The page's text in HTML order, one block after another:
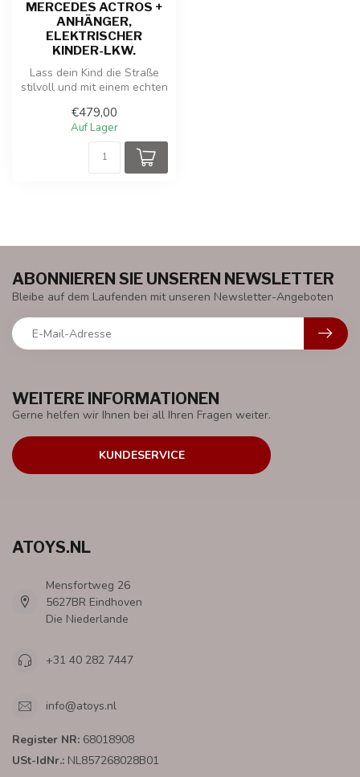
MERCEDES ACTROS +
ANHÄNGER,
ELEKTRISCHER
KINDER-LKW.
Lass dein Kind die Straße
stilvoll und mit einem echten
€479,00
Auf Lager
WEITERE INFORMATIONEN
Gerne helfen wir Ihnen bei all Ihren Fragen weiter.
KUNDESERVICE
ABONNIEREN SIE UNSEREN NEWSLETTER
Bleibe auf dem Laufenden mit unseren Newsletter-Angeboten
ATOYS.NL
Mensfortweg 26
5627BR Eindhoven
Die Niederlande
+31 40 282 7447
info@atoys.nl
Register NR: 68018908
USt-IdNr.: NL857268028B01